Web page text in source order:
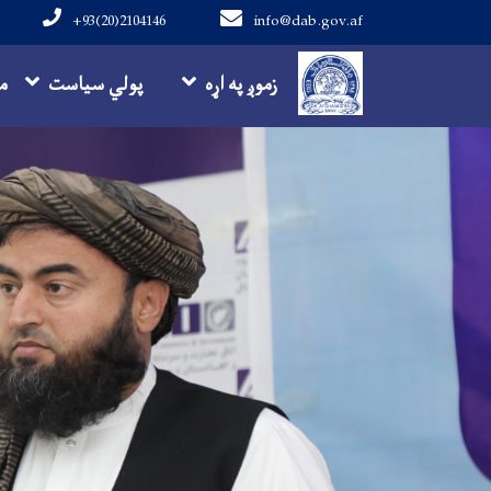
info@dab.gov.af
+93(20)2104146
Main navigation
زموږ په اړه پولي سیاست